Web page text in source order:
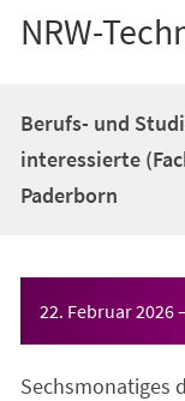
NRW-
Berufs- und
interessierte
Paderborn
22. Februar 2026–
Sechsmonatiges